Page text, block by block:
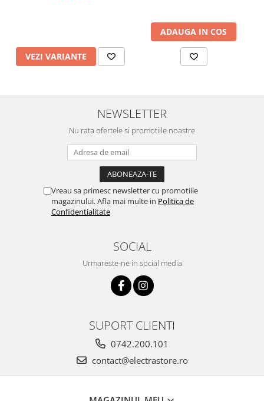
VEZI VARIANTE
ADAUGA IN COS
NEWSLETTER
Nu rata ofertele si promotiile noastre
Vreau sa primesc newsletter cu promotiile
magazinului. Afla mai multe in Politica de
Confidentialitate
SOCIAL
Urmareste-ne in social media
SUPORT CLIENTI
0742.200.101
contact@electrastore.ro